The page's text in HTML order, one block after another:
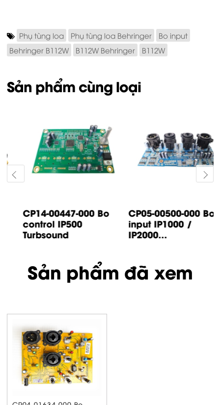
Phụ tùng loa Phụ tùng loa Behringer
Bo input
Behringer B112W
B112W Behringer B112W
Sản phẩm cùng loại
CP14-00447-000 Bo
control IP500
Turbsound
CP05-00500-000 Bo
input IP1000 /
IP2000...
Sản phẩm đã xem